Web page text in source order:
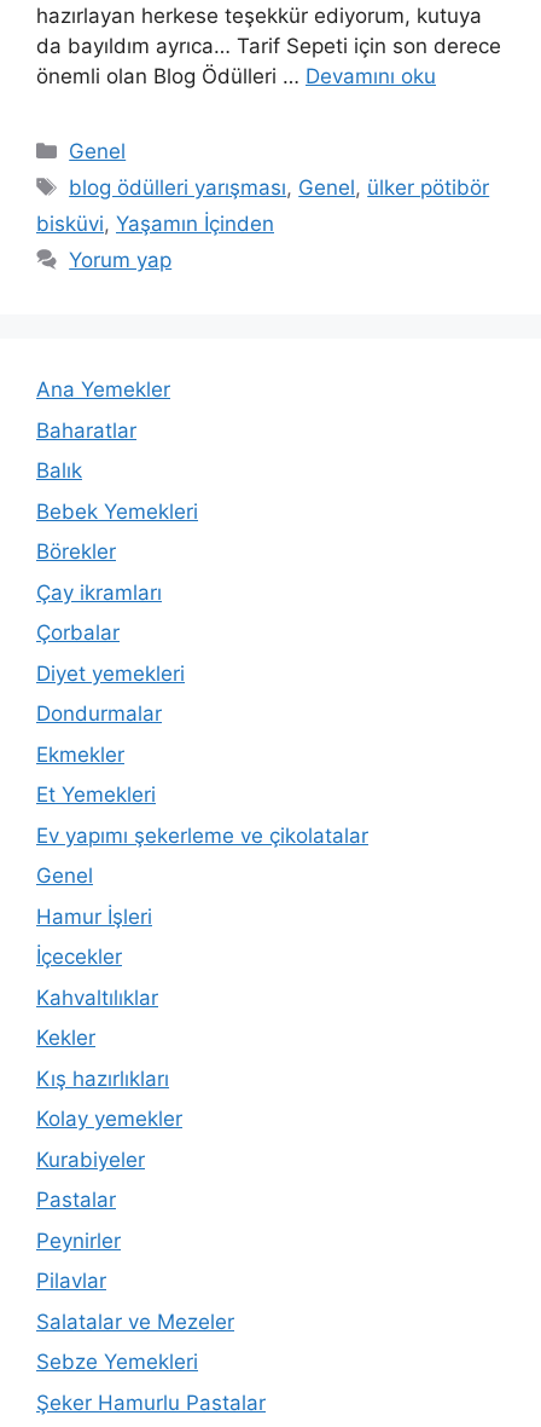
hazırlayan herkese teşekkür ediyorum, kutuya
da bayıldım ayrıca… Tarif Sepeti için son derece
önemli olan Blog Ödülleri … Devamını oku
Kategoriler
Genel
Etiketler
blog ödülleri yarışması, Genel, ülker pötibör
bisküvi, Yaşamın İçinden
Yorum yap
Ana Yemekler
Baharatlar
Balık
Bebek Yemekleri
Börekler
Çay ikramları
Çorbalar
Diyet yemekleri
Dondurmalar
Ekmekler
Et Yemekleri
Ev yapımı şekerleme ve çikolatalar
Genel
Hamur İşleri
İçecekler
Kahvaltılıklar
Kekler
Kış hazırlıkları
Kolay yemekler
Kurabiyeler
Pastalar
Peynirler
Pilavlar
Salatalar ve Mezeler
Sebze Yemekleri
Şeker Hamurlu Pastalar